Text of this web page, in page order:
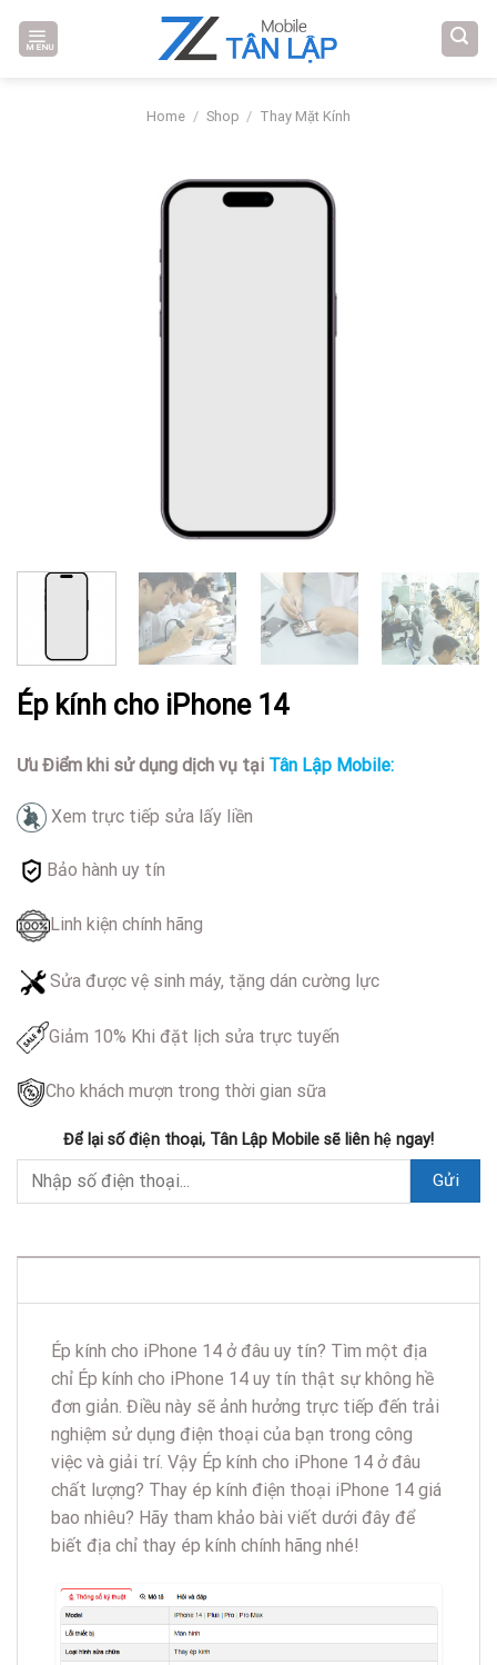
MENU
Home / Shop / Thay Mặt Kính
Ép kính cho iPhone 14
Ưu Điểm khi sử dụng dịch vụ tại Tân Lập Mobile:
Xem trực tiếp sửa lấy liền
Bảo hành uy tín
Linh kiện chính hãng
Sửa được vệ sinh máy, tặng dán cường lực
Giảm 10% Khi đặt lịch sửa trực tuyến
Cho khách mượn trong thời gian sữa
Để lại số điện thoại, Tân Lập Mobile sẽ liên hệ ngay!
Ép kính cho iPhone 14 ở đâu uy tín? Tìm một địa
chỉ Ép kính cho iPhone 14 uy tín thật sự không hề
đơn giản. Điều này sẽ ảnh hưởng trực tiếp đến trải
nghiệm sử dụng điện thoại của bạn trong công
việc và giải trí. Vậy Ép kính cho iPhone 14 ở đâu
chất lượng? Thay ép kính điện thoại iPhone 14 giá
bao nhiêu? Hãy tham khảo bài viết dưới đây để
biết địa chỉ thay ép kính chính hãng nhé!